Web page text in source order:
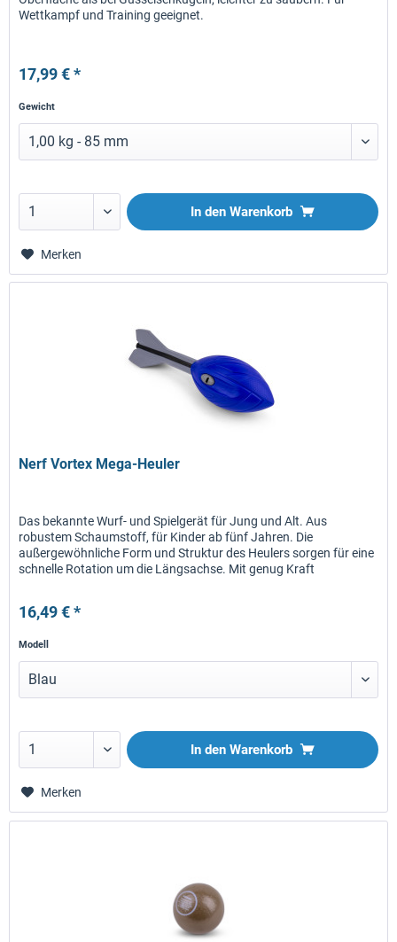
Wettkampf und Training geeignet.
17,99 € *
Gewicht
In den Warenkorb
Merken
Nerf Vortex Mega-Heuler
Das bekannte Wurf- und Spielgerät für Jung und Alt. Aus
robustem Schaumstoff, für Kinder ab fünf Jahren. Die
außergewöhnliche Form und Struktur des Heulers sorgen für eine
schnelle Rotation um die Längsachse. Mit genug Kraft
16,49 € *
Modell
In den Warenkorb
Merken